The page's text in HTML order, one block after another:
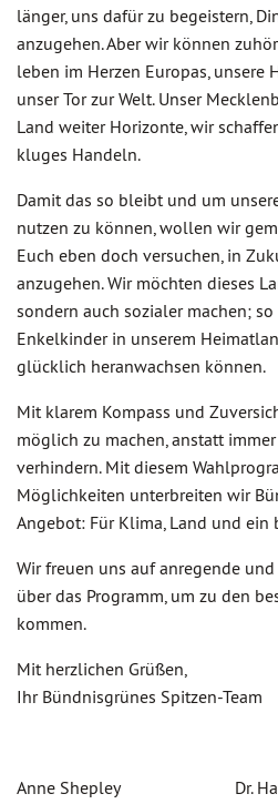
länger, uns dafür zu begeistern,
anzugehen. Aber wir können
leben im Herzen Europas, unsere
unser Tor zur Welt. Unser
Land weiter Horizonte, wir
kluges Handeln.
Damit das so bleibt und um
nutzen zu können, wollen wir
Euch eben doch versuchen, in
anzugehen. Wir möchten dieses
sondern auch sozialer machen;
Enkelkinder in unserem
glücklich heranwachsen können.
Mit klarem Kompass und
möglich zu machen, anstatt
verhindern. Mit diesem
Möglichkeiten unterbreiten wir
Angebot: Für Klima, Land und ein
Wir freuen uns auf anregende
über das Programm, um zu den
kommen.
Mit herzlichen Grüßen,
Ihr Bündnisgrünes Spitzen-Team
Anne Shepley Dr.